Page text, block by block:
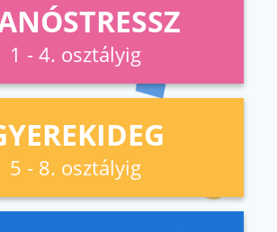
1 - 4. osztályig
5 - 8. osztályig